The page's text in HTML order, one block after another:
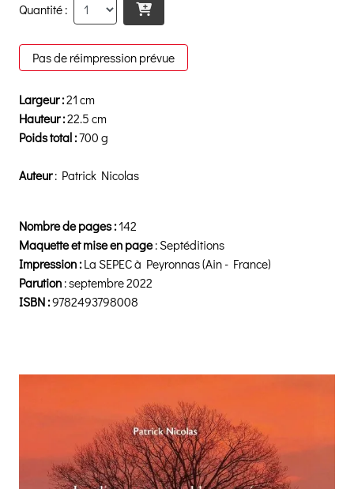
Quantité :
Pas de réimpression prévue
Largeur :21 cm
Hauteur :22.5 cm
Poids total :700 g
Auteur: Patrick Nicolas
Nombre de pages :142
Maquette et mise en page: Septéditions
Impression :La SEPECà Peyronnas (Ain - France)
Parution : septembre 2022
ISBN :9782493798008